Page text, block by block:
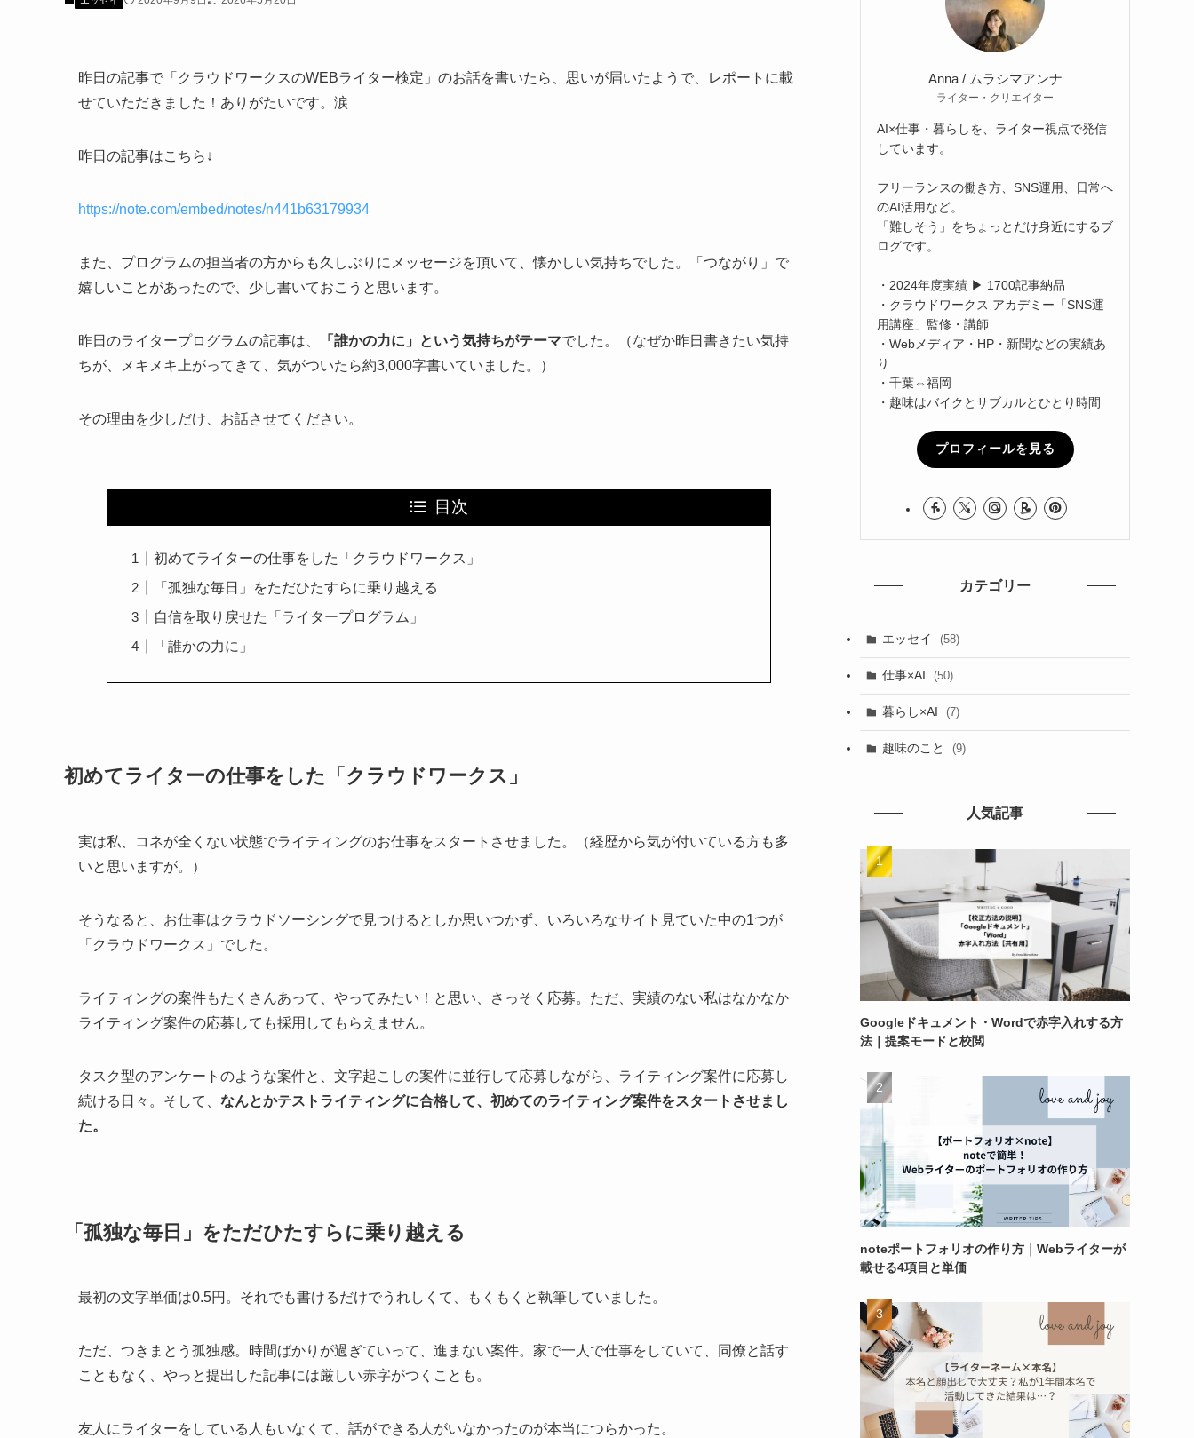
昨日の記事で「クラウドワークスのWEBライター検定」のお話を書いたら、思いが届いたようで、レポートに載
せていただきました！ありがたいです。涙
昨日の記事はこちら↓
https://note.com/embed/notes/n441b63179934
また、プログラムの担当者の方からも久しぶりにメッセージを頂いて、懐かしい気持ちでした。「つながり」で
嬉しいことがあったので、少し書いておこうと思います。
昨日のライタープログラムの記事は、 「誰かの力に」という気持ちがテーマでした。（なぜか昨日書きたい気持
ちが、メキメキ上がってきて、気がついたら約3,000字書いていました。）
その理由を少しだけ、お話させてください。
目次
初めてライターの仕事をした「クラウドワークス」
「孤独な毎日」をただひたすらに乗り越える
自信を取り戻せた「ライタープログラム」
「誰かの力に」
初めてライターの仕事をした「クラウドワークス」
実は私、コネが全くない状態でライティングのお仕事をスタートさせました。（経歴から気が付いている方も多
いと思いますが。）
そうなると、お仕事はクラウドソーシングで見つけるとしか思いつかず、いろいろなサイト見ていた中の1つが
「クラウドワークス」でした。
ライティングの案件もたくさんあって、やってみたい！と思い、さっそく応募。ただ、実績のない私はなかなか
ライティング案件の応募しても採用してもらえません。
タスク型のアンケートのような案件と、文字起こしの案件に並行して応募しながら、ライティング案件に応募し
続ける日々。そして、 なんとかテストライティングに合格して、初めてのライティング案件をスタートさせまし
た。
「孤独な毎日」をただひたすらに乗り越える
最初の文字単価は0.5円。それでも書けるだけでうれしくて、もくもくと執筆していました。
ただ、つきまとう孤独感。時間ばかりが過ぎていって、進まない案件。家で一人で仕事をしていて、同僚と話す
こともなく、やっと提出した記事には厳しい赤字がつくことも。
友人にライターをしている人もいなくて、話ができる人がいなかったのが本当につらかった。
Anna / ムラシマアンナ
ライター・クリエイター
AI×仕事・暮らしを、ライター視点で発信
しています。
フリーランスの働き方、SNS運用、日常へ
のAI活用など。
「難しそう」をちょっとだけ身近にするブ
ログです。
・2024年度実績 ▶ 1700記事納品
・クラウドワークス アカデミー「SNS運
用講座」監修・講師
・Webメディア・HP・新聞などの実績あ
り
・千葉⇔福岡
・趣味はバイクとサブカルとひとり時間
プロフィールを見る
カテゴリー
エッセイ (58)
仕事×AI (50)
暮らし×AI (7)
趣味のこと (9)
人気記事
Googleドキュメント・Wordで赤字入れする方
法｜提案モードと校閲
noteポートフォリオの作り方｜Webライターが
載せる4項目と単価